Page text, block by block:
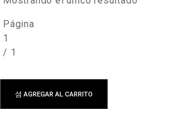
Página
1
/ 1
AGREGAR AL CARRITO